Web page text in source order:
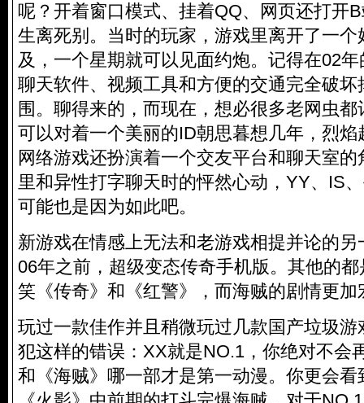
呢？开着窗口模式、挂着QQ、网页还打开
生离死别。当时的玩家，游戏里离开了一
及，一个星期就可以见面约炮。记得在02
聊天软件、视频工具和方便的交通完全破
围。聊得来的，而现在，想必很多老网虫
可以对着一个美丽的ID朝思暮想几年，烈
网络游戏还扮演着一个交友平台和聊天室
里和异性打字聊天时的怦然心动，YY、IS
可能也是因为如此吧。
新游戏在情感上无法和老游戏相提并论的
06年之前，超级变态传奇手机版。其他的
笑《传奇》和《红警》，而海贼的剧情更加
玩过一款佳作并且稍微玩过几款国产垃圾
犯这样的错误：XX就是NO.1，你绝对不会
和《海贼》哪一部才是第一动漫。你更会